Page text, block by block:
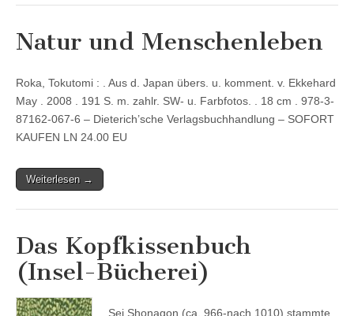
Natur und Menschenleben
Roka, Tokutomi : . Aus d. Japan übers. u. komment. v. Ekkehard
May . 2008 . 191 S. m. zahlr. SW- u. Farbfotos. . 18 cm . 978-3-
87162-067-6 – Dieterich’sche Verlagsbuchhandlung – SOFORT
KAUFEN LN 24.00 EU
Weiterlesen →
Das Kopfkissenbuch
(Insel-Bücherei)
Sei Shonagon (ca. 966-nach 1010) stammte